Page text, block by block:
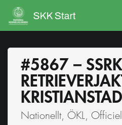
#5867 –
KRISTIANSTAD
Nationellt, ÖKL,